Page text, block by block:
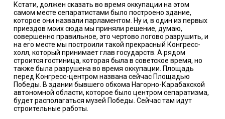
Кстати, должен сказать во время оккупации на этом
самом месте сепаратистами было построено здание,
которое они назвали парламентом. Ну и, в один из первых
приездов моих сюда мы приняли решение, думаю,
совершенно правильное, это чертово логово разрушить, и
на его месте мы построили такой прекрасный Конгресс-
холл, который принимает глав государств. А рядом
строится гостиница, которая была в советское время, но
также была разрушена во время оккупации. Площадь
перед Конгресс-центром названа сейчас Площадью
Победы. В здании бывшего обкома Нагорно-Карабахской
автономной области, которое было центром сепаратизма,
будет располагаться музей Победы. Сейчас там идут
строительные работы.